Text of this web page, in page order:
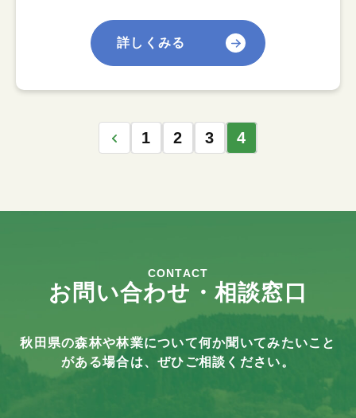
詳しくみる
1 2 3 4
CONTACT
お問い合わせ・相談窓口
秋田県の森林や林業について何か聞いてみたいこと
がある場合は、ぜひご相談ください。